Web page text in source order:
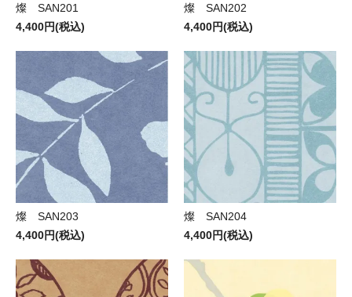
燦 SAN201
4,400円(税込)
燦 SAN202
4,400円(税込)
燦 SAN203
4,400円(税込)
燦 SAN204
4,400円(税込)